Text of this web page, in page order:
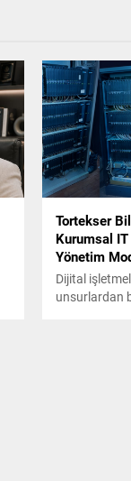
Tortekser
Kurumsal
Yönetim
Dijital
unsurlardan